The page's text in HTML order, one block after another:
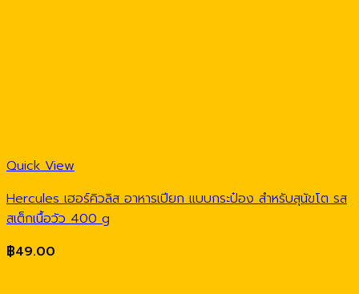
Quick View
Hercules เฮอร์คิวลิส อาหารเปียก แบบกระป๋อง สำหรับสุนัขโต รส
สเต็กเนื้อวัว 400 g
฿49.00